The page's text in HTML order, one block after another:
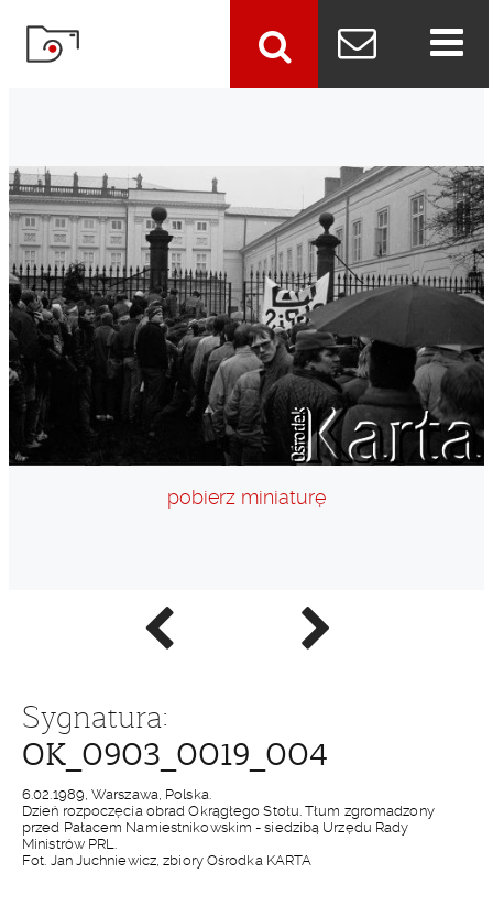
Poprzednie
zdjęcie
Następne
zdjęcie
pobierz miniaturę
Sygnatura:
OK_0903_0019_004
6.02.1989, Warszawa, Polska.
Dzień rozpoczęcia obrad Okrągłego Stołu. Tłum zgromadzony
przed Pałacem Namiestnikowskim - siedzibą Urzędu Rady
Ministrów PRL.
Fot. Jan Juchniewicz, zbiory Ośrodka KARTA